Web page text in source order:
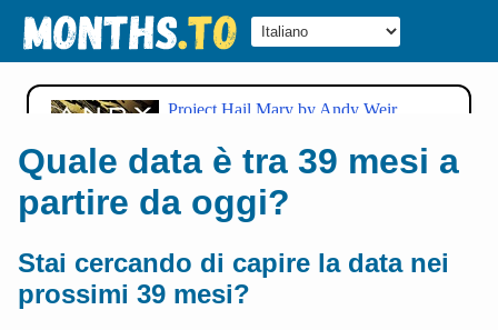
Quale data è tra 39 mesi a
partire da oggi?
Stai cercando di capire la data nei
prossimi 39 mesi?